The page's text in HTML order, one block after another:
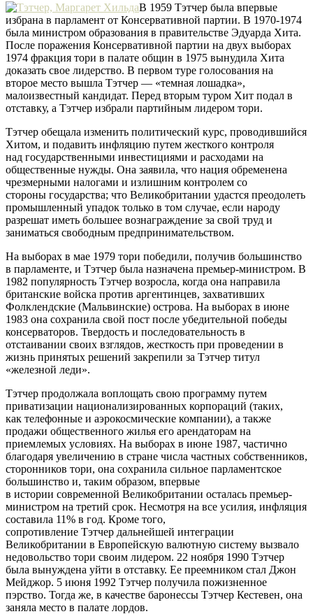
В 1959 Тэтчер была впервые
избрана в парламент от Консервативной партии. В 1970-1974
была министром образования в правительстве Эдуарда Хита.
После поражения Консервативной партии на двух выборах
1974 фракция тори в палате общин в 1975 вынудила Хита
доказать свое лидерство. В первом туре голосования на
второе место вышла Тэтчер — «темная лошадка»,
малоизвестный кандидат. Перед вторым туром Хит подал в
отставку, а Тэтчер избрали партийным лидером тори.
Тэтчер обещала изменить политический курс, проводившийся
Хитом, и подавить инфляцию путем жесткого контроля
над государственными инвестициями и расходами на
общественные нужды. Она заявила, что нация обременена
чрезмерными налогами и излишним контролем со
стороны государства; что Великобритании удастся преодолеть
промышленный упадок только в том случае, если народу
разрешат иметь большее вознаграждение за свой труд и
заниматься свободным предпринимательством.
На выборах в мае 1979 тори победили, получив большинство
в парламенте, и Тэтчер была назначена премьер-министром. В
1982 популярность Тэтчер возросла, когда она направила
британские войска против аргентинцев, захвативших
Фолклендские (Мальвинские) острова. На выборах в июне
1983 она сохранила свой пост после убедительной победы
консерваторов. Твердость и последовательность в
отстаивании своих взглядов, жесткость при проведении в
жизнь принятых решений закрепили за Тэтчер титул
«железной леди».
Тэтчер продолжала воплощать свою программу путем
приватизации национализированных корпораций (таких,
как телефонные и аэрокосмические компании), а также
продажи общественного жилья его арендаторам на
приемлемых условиях. На выборах в июне 1987, частично
благодаря увеличению в стране числа частных собственников,
сторонников тори, она сохранила сильное парламентское
большинство и, таким образом, впервые
в истории современной Великобритании осталась премьер-
министром на третий срок. Несмотря на все усилия, инфляция
составила 11% в год. Кроме того,
сопротивление Тэтчер дальнейшей интеграции
Великобритании в Европейскую валютную систему вызвало
недовольство тори своим лидером. 22 ноября 1990 Тэтчер
была вынуждена уйти в отставку. Ее преемником стал Джон
Мейджор. 5 июня 1992 Тэтчер получила пожизненное
пэрство. Тогда же, в качестве баронессы Тэтчер Кестевен, она
заняла место в палате лордов.